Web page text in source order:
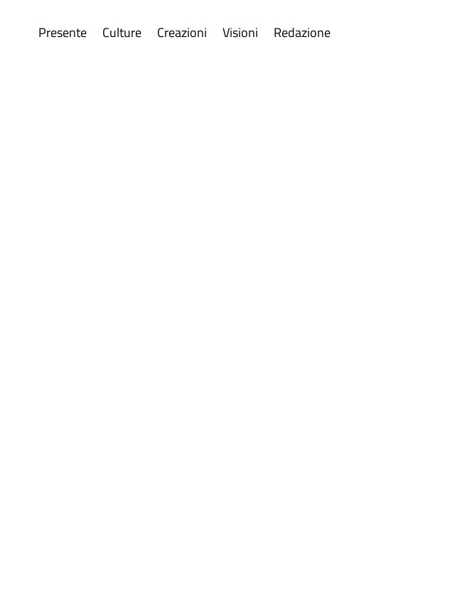
Presente Culture Creazioni Visioni Redazione